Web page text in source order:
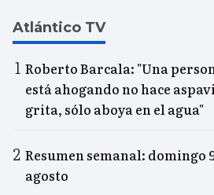
Atlántico TV
Roberto Barcala: "Una
está ahogando no hace
grita, sólo aboya en el agua"
Resumen semanal: domingo
agosto